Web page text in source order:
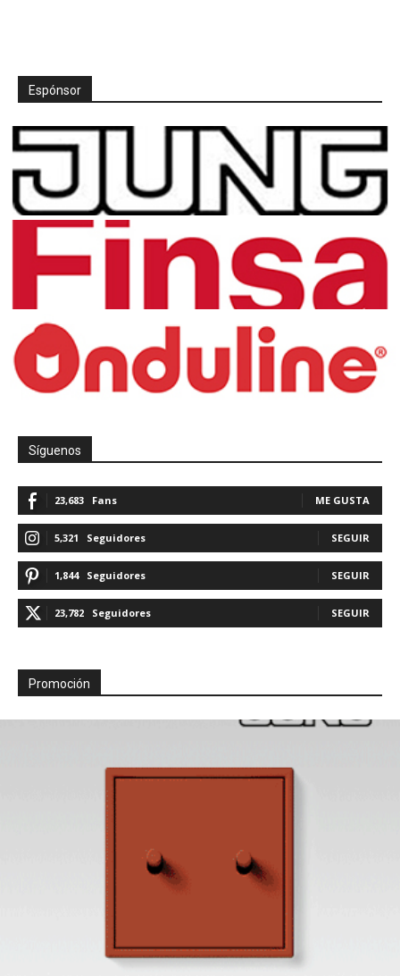
Espónsor
Síguenos
23,683 Fans ME GUSTA
5,321 Seguidores SEGUIR
1,844 Seguidores SEGUIR
23,782 Seguidores SEGUIR
Promoción